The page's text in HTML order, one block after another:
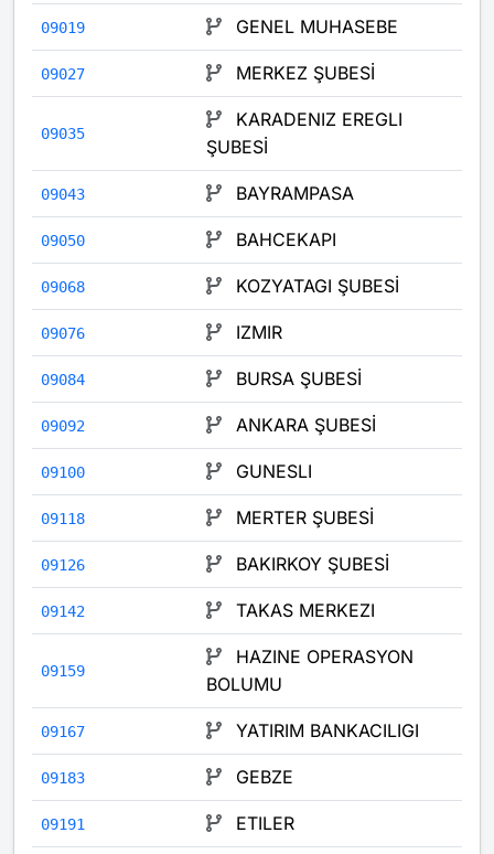
09019 GENEL MUHASEBE
09027 MERKEZ ŞUBESİ
09035
KARADENIZ EREGLI
ŞUBESİ
09043 BAYRAMPASA
09050 BAHCEKAPI
09068 KOZYATAGI ŞUBESİ
09076 IZMIR
09084 BURSA ŞUBESİ
09092 ANKARA ŞUBESİ
09100 GUNESLI
09118 MERTER ŞUBESİ
09126 BAKIRKOY ŞUBESİ
09142 TAKAS MERKEZI
09159
HAZINE OPERASYON
BOLUMU
09167 YATIRIM BANKACILIGI
09183 GEBZE
09191 ETILER